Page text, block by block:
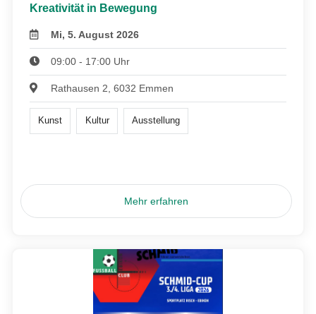
Kreativität in Bewegung
Mi, 5. August 2026
09:00 - 17:00 Uhr
Rathausen 2, 6032 Emmen
Kunst Kultur Ausstellung
Mehr erfahren